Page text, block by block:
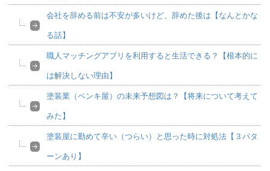
会社を辞める前は不安が多いけど、辞めた後は【なんとかな
る話】
職人マッチングアプリを利用すると生活できる？【根本的に
は解決しない理由】
塗装業（ペンキ屋）の未来予想図は？【将来について考えて
みた】
塗装屋に勤めて辛い（つらい）と思った時に対処法【３パタ
ーンあり】